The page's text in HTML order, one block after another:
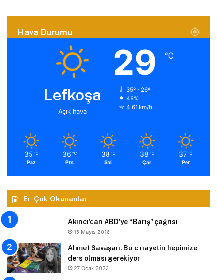
Hava Durumu
Lefkoşa
Açık hava
29 ℃
35º - 26º
45%
4.61 km/h
35 ℃
Paz
36 ℃
Pts
38 ℃
Sal
38 ℃
Çar
37 ℃
Per
En Çok Okunanlar
Akıncı’dan ABD’ye “Barış” çağrısı
15 Mayıs 2018
Ahmet Savaşan: Bu cinayetin hepimize
ders olması gerekiyor
27 Ocak 2023